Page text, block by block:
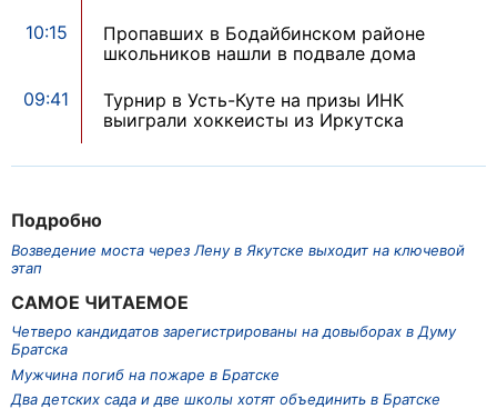
Подробно
Возведение моста через Лену в Якутске выходит на ключевой
этап
САМОЕ ЧИТАЕМОЕ
Четверо кандидатов зарегистрированы на довыборах в Думу
Братска
Мужчина погиб на пожаре в Братске
Два детских сада и две школы хотят объединить в Братске
10:15
Пропавших в Бодайбинском районе
школьников нашли в подвале дома
09:41
Турнир в Усть-Куте на призы ИНК
выиграли хоккеисты из Иркутска